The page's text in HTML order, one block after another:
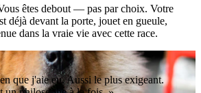
êtes debout — pas par choix. Votre
déjà devant la porte, jouet en gueule,
dans la vraie vie avec cette race.
que j'aie eu. Aussi le plus exigeant.